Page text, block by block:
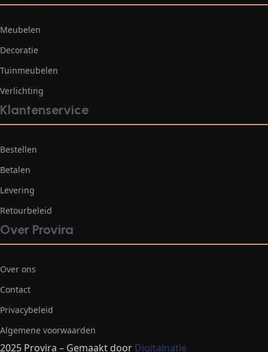
Meubelen
Decoratie
Tuinmeubelen
Verlichting
Klantenservice
Bestellen
Betalen
Levering
Retourbeleid
Over Provira
Over ons
Contact
Privacybeleid
Algemene voorwaarden
2025 Provira – Gemaakt door Digitalnatie